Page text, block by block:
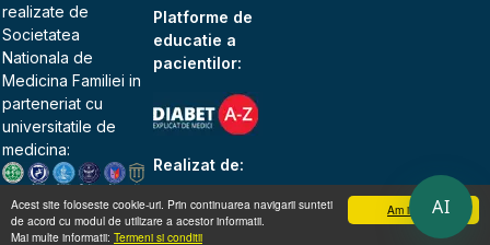
Am inteles
Acest site foloseste cookie-uri. Prin continuarea navigarii sunteti
de acord cu modul de utilizare a acestor informatii.
Mai multe informatii: Termeni si conditii
realizate de
Societatea
Nationala de
Medicina Familiei in
parteneriat cu
universitatile de
medicina:
Platforme de
educatie a
pacientilor:
Realizat de:
AI